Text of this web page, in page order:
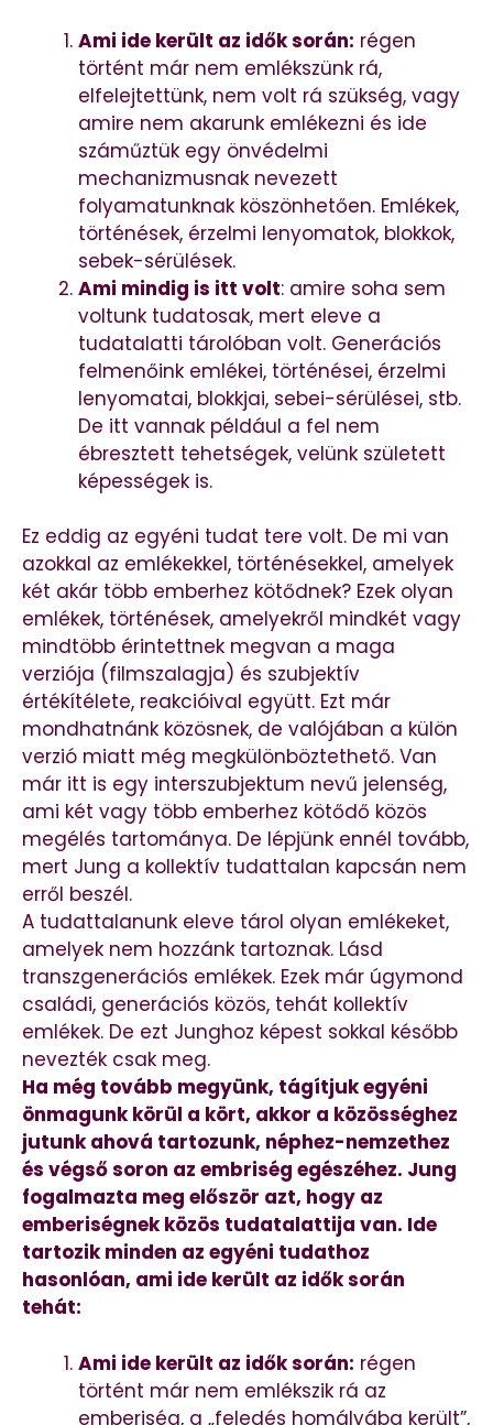
Ami ide került az idők során: régen
történt már nem emlékszünk rá,
elfelejtettünk, nem volt rá szükség, vagy
amire nem akarunk emlékezni és ide
száműztük egy önvédelmi
mechanizmusnak nevezett
folyamatunknak köszönhetően. Emlékek,
történések, érzelmi lenyomatok, blokkok,
sebek-sérülések.
Ami mindig is itt volt: amire soha sem
voltunk tudatosak, mert eleve a
tudatalatti tárolóban volt. Generációs
felmenőink emlékei, történései, érzelmi
lenyomatai, blokkjai, sebei-sérülései, stb.
De itt vannak például a fel nem
ébresztett tehetségek, velünk született
képességek is.
Ez eddig az egyéni tudat tere volt. De mi van
azokkal az emlékekkel, történésekkel, amelyek
két akár több emberhez kötődnek? Ezek olyan
emlékek, történések, amelyekről mindkét vagy
mindtöbb érintettnek megvan a maga
verziója (filmszalagja) és szubjektív
értékítélete, reakcióival együtt. Ezt már
mondhatnánk közösnek, de valójában a külön
verzió miatt még megkülönböztethető. Van
már itt is egy interszubjektum nevű jelenség,
ami két vagy több emberhez kötődő közös
megélés tartománya. De lépjünk ennél tovább,
mert Jung a kollektív tudattalan kapcsán nem
erről beszél.
A tudattalanunk eleve tárol olyan emlékeket,
amelyek nem hozzánk tartoznak. Lásd
transzgenerációs emlékek. Ezek már úgymond
családi, generációs közös, tehát kollektív
emlékek. De ezt Junghoz képest sokkal később
nevezték csak meg.
Ha még tovább megyünk, tágítjuk egyéni
önmagunk körül a kört, akkor a közösséghez
jutunk ahová tartozunk, néphez-nemzethez
és végső soron az embriség egészéhez. Jung
fogalmazta meg először azt, hogy az
emberiségnek közös tudatalattija van. Ide
tartozik minden az egyéni tudathoz
hasonlóan, ami ide került az idők során
tehát:
Ami ide került az idők során: régen
történt már nem emlékszik rá az
emberiség, a „feledés homályába került”,